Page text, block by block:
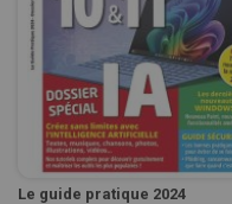
Le guide pratique 2024